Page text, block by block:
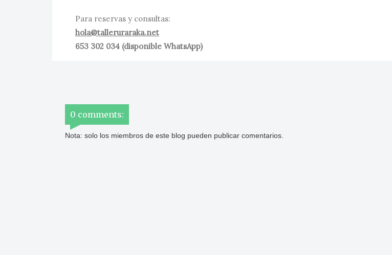
Para reservas y consultas:
hola@talleruraraka.net
653 302 034 (disponible WhatsApp)
0 comments:
Nota: solo los miembros de este blog pueden publicar comentarios.